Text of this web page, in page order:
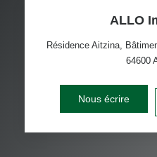
ALLO
Résidence Aitzina,
64600
Nous écrire